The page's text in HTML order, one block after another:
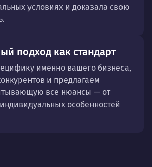
условиях и доказала свою
подход как стандарт
именно вашего бизнеса,
и предлагаем
все нюансы — от
особенностей